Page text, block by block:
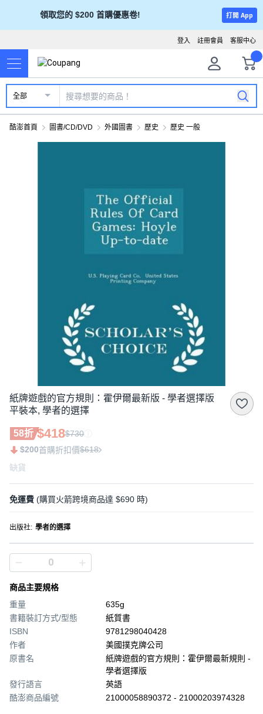
領取您的 $200 首購優惠卷! 打開 App
客服中心
註冊會員
登入
全部
酷澎首頁 圖書/CD/DVD 外國圖書 歷史 歷史 一般
紙牌遊戲的官方規則：霍伊爾最新版 - 學者選擇版
平裝本, 學者的選擇
58折 $418$730
$200首購折扣價$618
缺貨
免運費 (購買火箭跨境商品達 $690 時)
出版社: 學者的選擇
商品主要規格
重量
635g
書籍裝訂方式/型態
紙質書
ISBN
9781298040428
作者
美國撲克牌公司
原書名
紙牌遊戲的官方規則：霍伊爾最新規則 -
學者選擇版
發行語言
英語
酷澎商品編號
21000058890372 - 21000203974328